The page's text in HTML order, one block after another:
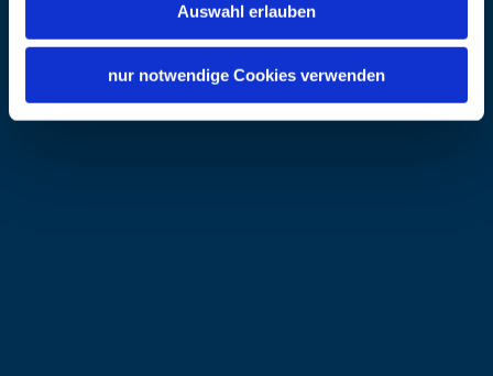
Auswahl erlauben
nur notwendige Cookies verwenden
https://www.erzbistum-muen
chen.de/pfarrei/pv-waging-am
-see